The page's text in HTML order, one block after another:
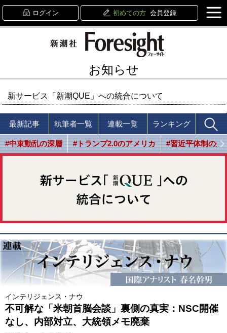
ログイン 初めての方 会員登録
お知らせ
新サービス「新潮QUE」への統合について
最新記事 執筆者一覧 連載一覧 ランキング
#中東動乱の深層 #トランプ2.0のアメリカ #習近平体制の光
インテリジェンス・ナウ
不可解な「米朝首脳会談」裏側の真実：NSC開催
なし、内部対立、大統領メモ廃棄